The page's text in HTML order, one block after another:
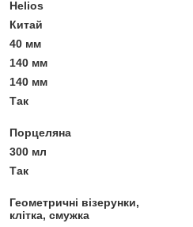
Helios
Китай
40 мм
140 мм
140 мм
Так
Порцеляна
300 мл
Так
Геометричні візерунки,
клітка, смужка